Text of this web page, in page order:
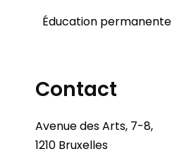
Éducation permanente
Contact
Avenue des Arts, 7-8,
1210 Bruxelles